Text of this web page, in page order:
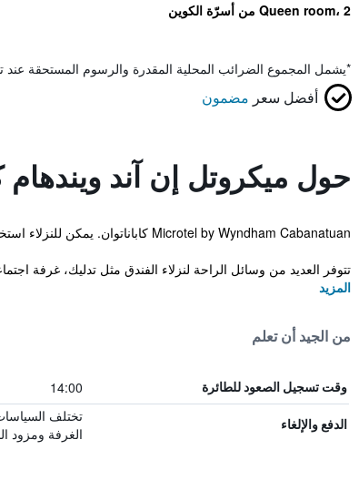
Queen room، 2 من أسرّة الكوين
*يشمل المجموع الضرائب المحلية المقدرة والرسوم المستحقة عند
أفضل سعر مضمون
حول ميكروتل إن آند ويندهام
Microtel by Wyndham Cabanatuan كاباناتوان. يمكن للنزلاء استخدام حوض السباحة الخارجي الساخن ومركز التجميل.
تتوفر العديد من وسائل الراحة لنزلاء الفندق مثل تدليك، غرفة
المزيد
من الجيد أن تعلم
وقت تسجيل الصعود للطائرة 14:00
الدفع والإلغاء
تختلف
الغرفة ومزود